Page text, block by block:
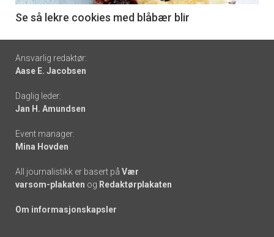
6
Se så lekre cookies med blåbær blir
Footer
-
links
Ansvarlig redaktør:
Aase E. Jacobsen
Daglig leder:
Jan H. Amundsen
Event manager:
Mina Hovden
All journalistikk er basert på Vær
varsom-plakaten og Redaktørplakaten
Om informasjonskapsler